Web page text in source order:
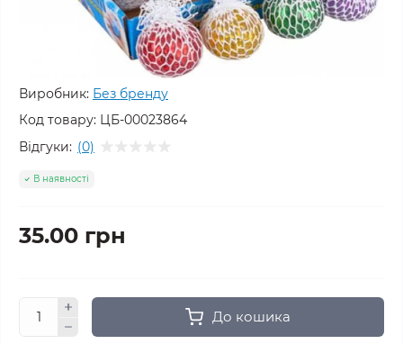
Виробник: Без бренду
Код товару: ЦБ-00023864
Відгуки: (0)
В наявності
35.00 грн
До кошика